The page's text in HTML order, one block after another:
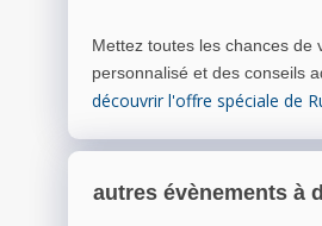
Mettez toutes les chances
personnalisé et des conseils
découvrir l'offre spéciale de
autres évènements à